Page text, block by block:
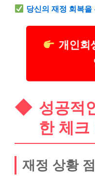
당신의 재정 회복
개인회
성공적
한 체크
재정 상황